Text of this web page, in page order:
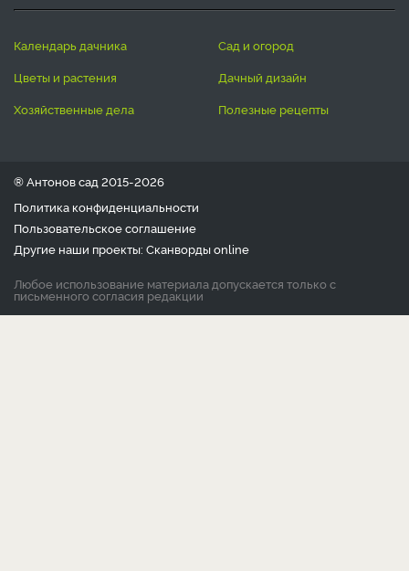
календарь дачника
сад и огород
цветы и растения
дачный дизайн
хозяйственные дела
полезные рецепты
® Антонов сад 2015-2026
Политика конфиденциальности
Пользовательское соглашение
Другие наши проекты: Сканвордыonline
Любое использование материала допускается только с
письменного согласия редакции